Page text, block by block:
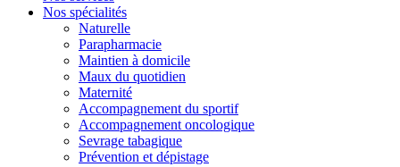
Nos spécialités
Naturelle
Parapharmacie
Maintien à domicile
Maux du quotidien
Maternité
Accompagnement du sportif
Accompagnement oncologique
Sevrage tabagique
Prévention et dépistage